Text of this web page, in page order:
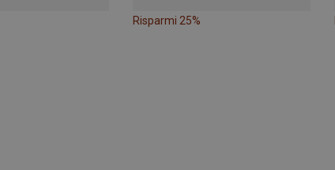
Risparmi 25%